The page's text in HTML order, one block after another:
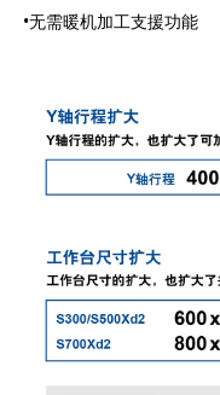
•无需暖机加工支援功能